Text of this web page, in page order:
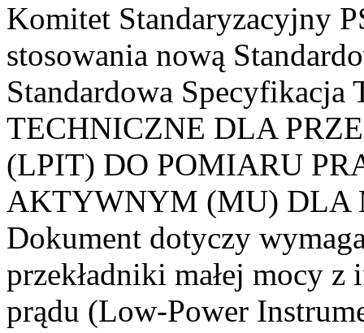
Komitet Standaryzacyjny
stosowania nową
Standardowa
TECHNICZNE DLA
(LPIT) DO POMIARU
AKTYWNYM (MU) DLA
Dokument dotyczy
przekładniki małej mocy
prądu (Low-Power